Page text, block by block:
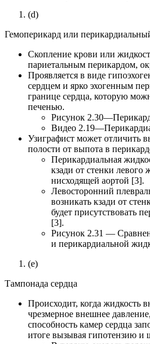
(d)
Гемоперикард или
Скопление крови или
париетальным перикардом,
Проявляется в виде
сердцем и ярко эхогенным
границе сердца, которую
печенью.
Рисунок
Видео
Узиграфист может отличить
полости от выпота в
Перикардиальная
кзади от стенки левого
нисходящей аортой [3].
Левосторонний
возникать кзади от
будет присутствовать
[3].
Рисунок 2.31 —
и перикардиальной
(e)
Тампонада сердца
Происходит, когда жидкость
чрезмерное внешнее
способность камер сердца
итоге вызывая гипотензию и